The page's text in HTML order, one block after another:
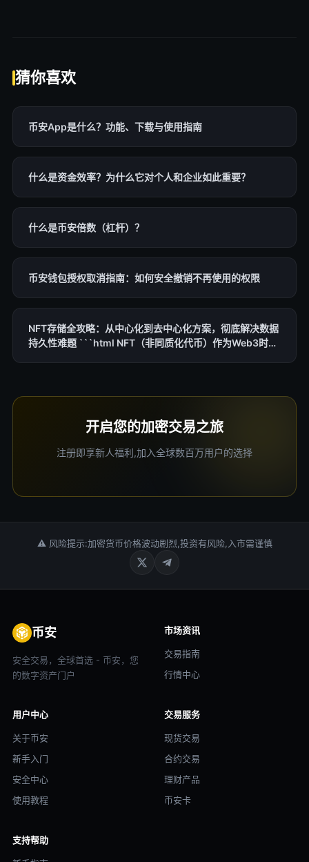
猜你喜欢
币安App是什么？功能、下载与使用指南
什么是资金效率？为什么它对个人和企业如此重要？
什么是币安倍数（杠杆）？
币安钱包授权取消指南：如何安全撤销不再使用的权限
NFT存储全攻略：从中心化到去中心化方案，彻底解决数据
持久性难题 ```html NFT（非同质化代币）作为Web3时代
的核心原理、技术路径及最佳实践，帮助开发者、收藏者和
开启您的加密交易之旅
注册即享新人福利,加入全球数百万用户的选择
⚠ 风险提示:加密货币价格波动剧烈,投资有风险,入市需谨慎
币安
安全交易，全球首选 - 币安，您
的数字资产门户
市场资讯
交易指南
行情中心
用户中心
关于币安
新手入门
安全中心
使用教程
交易服务
现货交易
合约交易
理财产品
币安卡
支持帮助